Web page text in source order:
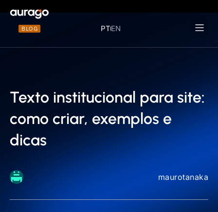
BLOG PTEN
Texto institucional para site:
como criar, exemplos e
dicas
maurotanaka